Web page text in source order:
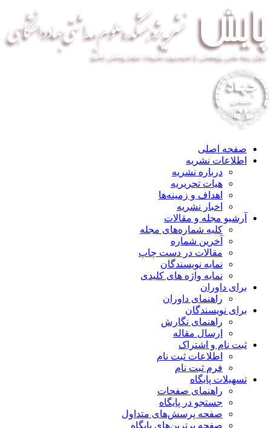
صفحه اصلی
اطلاعات نشریه
درباره نشریه
هیات تحریریه
اهداف و زمینه‌ها
اخبار نشریه
آرشیو مجله و مقالات
کلیه شماره‌های مجله
آخرین شماره
مقالات در دست چاپ
نمایه نویسندگان
نمایه واژه های کلیدی
برای داوران
راهنمای داوران
برای نویسندگان
راهنمای نگارش
ارسال مقاله
ثبت نام و اشتراک
اطلاعات ثبت نام
فرم ثبت نام
تسهیلات پایگاه
راهنمای صفحات
جستجو در پایگاه
صفحه پرسش‌های متداول
صفحه برترین‌های پایگاه